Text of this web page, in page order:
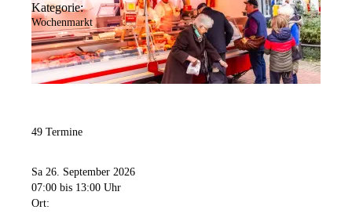
Kategorie:
Wochenmarkt
49 Termine
Sa 26. September 2026
07:00 bis 13:00 Uhr
Ort: